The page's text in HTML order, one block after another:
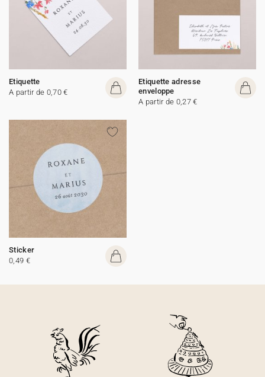
Etiquette
A partir de 0,70 €
Etiquette adresse
enveloppe
A partir de 0,27 €
Sticker
0,49 €